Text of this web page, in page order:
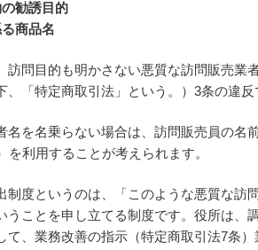
勧誘目的
商品名
訪問目的も明かさない悪質な訪問販売業
、「特定商取引法」という。）3条の違
名を名乗らない場合は、訪問販売員の名
を利用することが考えられます。
制度というのは、「このような悪質な訪
うことを申し立てる制度です。役所は、
て、業務改善の指示（特定商取引法7条